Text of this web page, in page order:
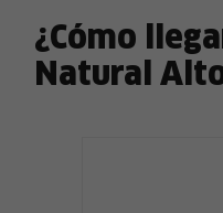
¿Cómo
Natural